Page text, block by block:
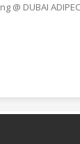
@ DUBAI